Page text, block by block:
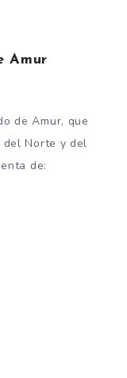
Amur
de Amur, que
del Norte y del
de: